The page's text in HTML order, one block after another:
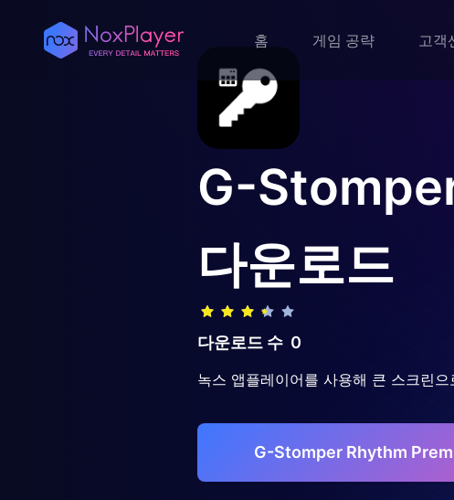
홈 게임 공략 고객
G-
다운로드
다운로드 수 0
녹스 앱플레이어를 사용해 큰 스크린
G-Stomper Rhythm